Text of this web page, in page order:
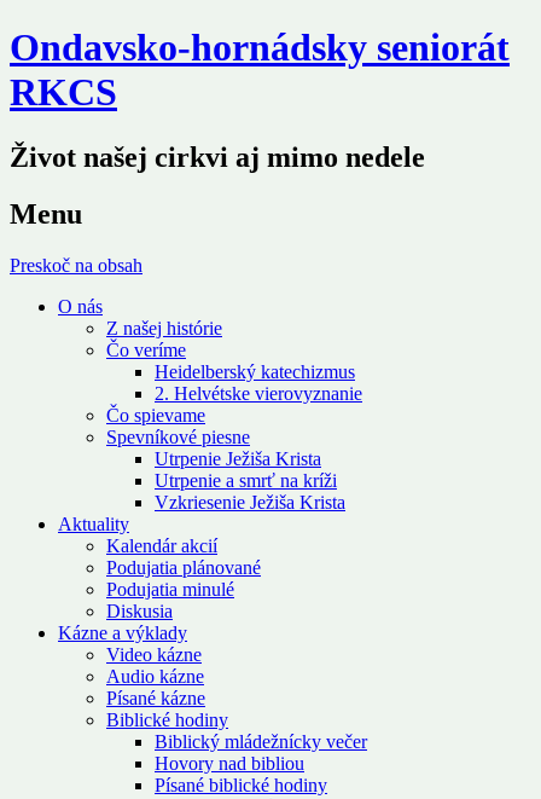
Ondavsko-hornádsky seniorát
RKCS
Život našej cirkvi aj mimo nedele
Menu
Preskoč na obsah
O nás
Z našej histórie
Čo veríme
Heidelberský katechizmus
2. Helvétske vierovyznanie
Čo spievame
Spevníkové piesne
Utrpenie Ježiša Krista
Utrpenie a smrť na kríži
Vzkriesenie Ježiša Krista
Aktuality
Kalendár akcií
Podujatia plánované
Podujatia minulé
Diskusia
Kázne a výklady
Video kázne
Audio kázne
Písané kázne
Biblické hodiny
Biblický mládežnícky večer
Hovory nad bibliou
Písané biblické hodiny